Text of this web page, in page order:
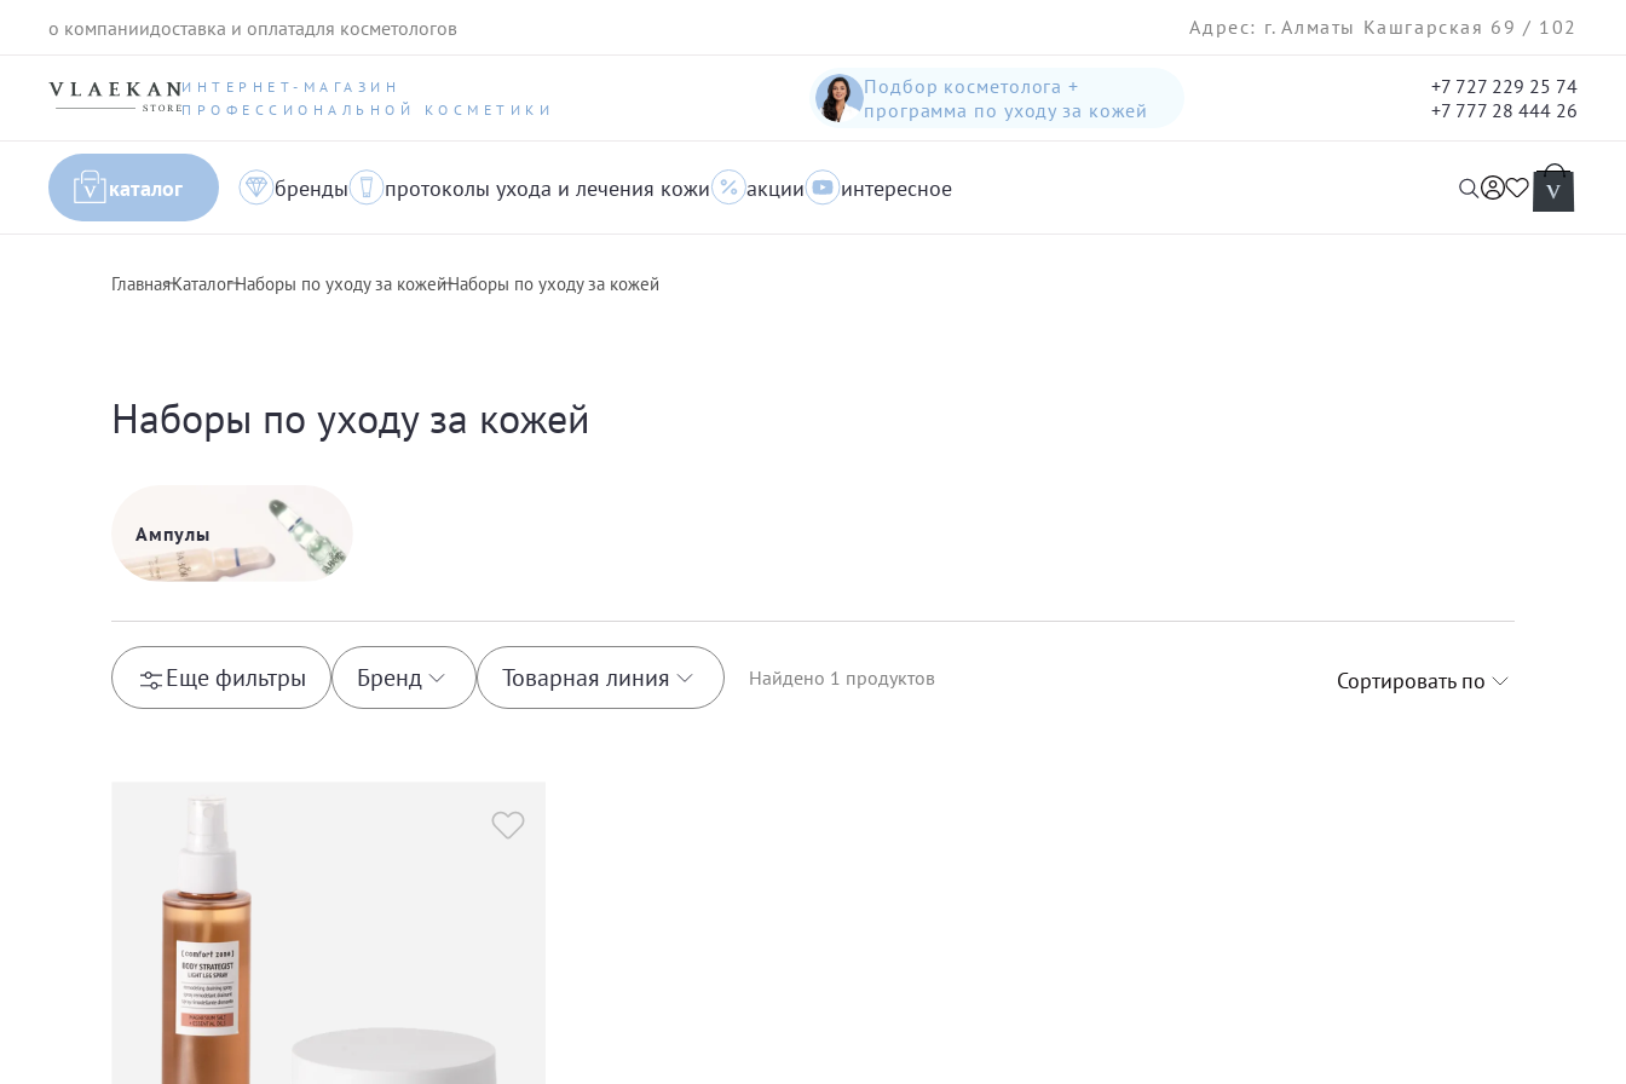
о компаниидоставка и оплатадля косметологов Адрес: г. Алматы Кашгарская 69 / 102
ИНТЕРНЕТ-МАГАЗИН
ПРОФЕССИОНАЛЬНОЙ КОСМЕТИКИ
Подбор косметолога +
программа по уходу за кожей
+7 727 229 25 74
+7 777 28 444 26
каталог бренды протоколы ухода и лечения кожи акции интересное
ГлавнаяКаталогНаборы по уходу за кожейНаборы по уходу за кожей
Наборы по уходу за кожей
Ампулы
Еще фильтры Бренд Товарная линия
Body Strategist
Найдено 1 продуктов Сортировать по